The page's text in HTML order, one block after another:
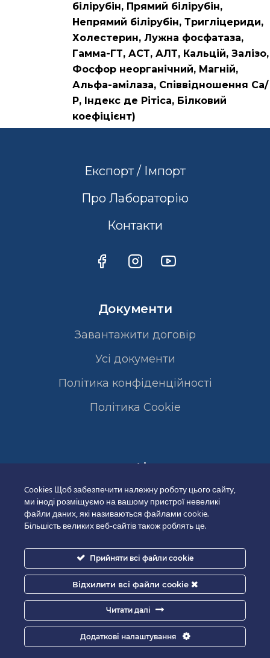
білірубін, Прямий білірубін,
Непрямий білірубін, Тригліцериди,
Холестерин, Лужна фосфатаза,
Гамма-ГТ, АСТ, АЛТ, Кальцій, Залізо,
Фосфор неорганічний, Магній,
Альфа-амілаза, Співвідношення Са/
Р, Індекс де Рітіса, Білковий
коефіцієнт)
Експорт / Імпорт
Про Лабораторію
Контакти
Документи
Завантажити договір
Усі документи
Політика конфіденційності
Полiтика Cookie
Сертифікати
Good-IT.com.ua for Biolights - All rights reserved.
Cookies Щоб забезпечити належну роботу цього сайту,
ми іноді розміщуємо на вашому пристрої невеликі
файли даних, які називаються файлами cookie.
Більшість великих веб-сайтів також роблять це.
Прийняти всі файли cookie
Відхилити всі файли cookie
Читати далі
Додаткові налаштування